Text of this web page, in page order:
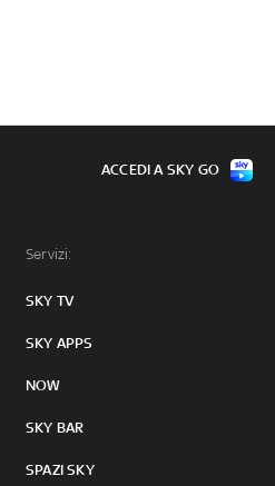
Servizi:
SKY TV
SKY APPS
NOW
SKY BAR
SPAZI SKY
ACCEDI A SKY GO